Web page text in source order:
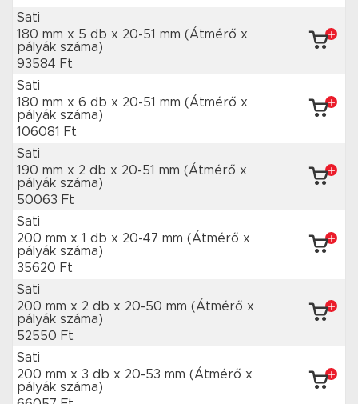
Sati
180 mm x 5 db x 20-51 mm (Átmérő x
pályák száma)
93584 Ft
Sati
180 mm x 6 db x 20-51 mm (Átmérő x
pályák száma)
106081 Ft
Sati
190 mm x 2 db x 20-51 mm (Átmérő x
pályák száma)
50063 Ft
Sati
200 mm x 1 db x 20-47 mm (Átmérő x
pályák száma)
35620 Ft
Sati
200 mm x 2 db x 20-50 mm (Átmérő x
pályák száma)
52550 Ft
Sati
200 mm x 3 db x 20-53 mm (Átmérő x
pályák száma)